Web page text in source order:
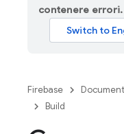
contenere errori.
Firebase
Build